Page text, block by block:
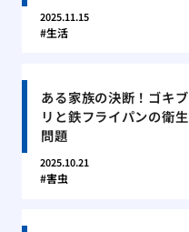
2025.11.15
生活
ある家族の決断！ゴキブ
リと鉄フライパンの衛生
問題
2025.10.21
害虫